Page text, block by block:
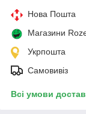
Нова Пошта
Магазини
Укрпошта
Самовивіз
Всі умови